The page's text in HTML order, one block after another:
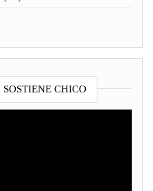
CHICO